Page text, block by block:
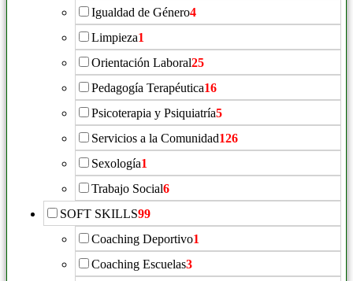
Igualdad de Género4
Limpieza1
Orientación Laboral25
Pedagogía Terapéutica16
Psicoterapia y Psiquiatría5
Servicios a la Comunidad126
Sexología1
Trabajo Social6
SOFT SKILLS99
Coaching Deportivo1
Coaching Escuelas3